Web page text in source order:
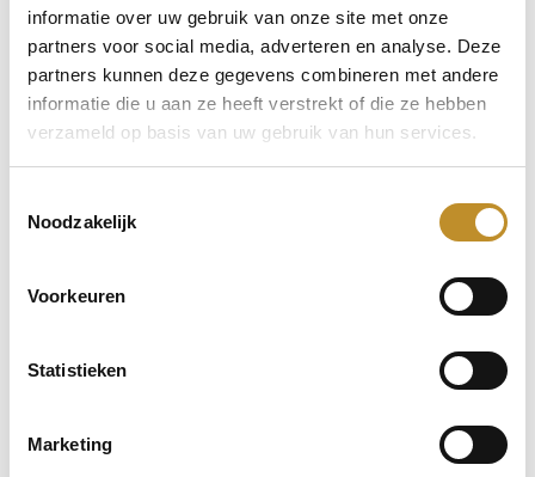
informatie over uw gebruik van onze site met onze
partners voor social media, adverteren en analyse. Deze
partners kunnen deze gegevens combineren met andere
informatie die u aan ze heeft verstrekt of die ze hebben
verzameld op basis van uw gebruik van hun services.
Noodzakelijk
Voorkeuren
Statistieken
Marketing